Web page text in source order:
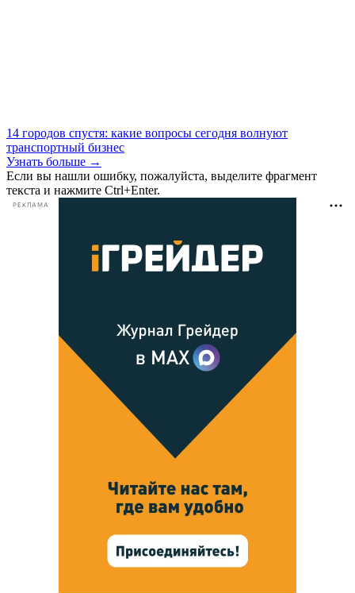
14 городов спустя: какие вопросы сегодня волнуют
транспортный бизнес
Узнать больше →
Если вы нашли ошибку, пожалуйста, выделите фрагмент
текста и нажмите Ctrl+Enter.
РЕКЛАМА